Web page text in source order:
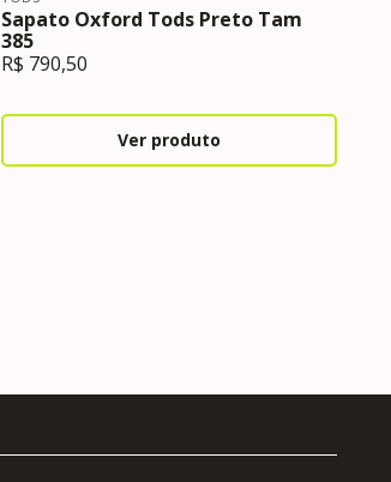
Sapato Oxford Tods Preto Tam
385
R$ 790,50
Ver produto